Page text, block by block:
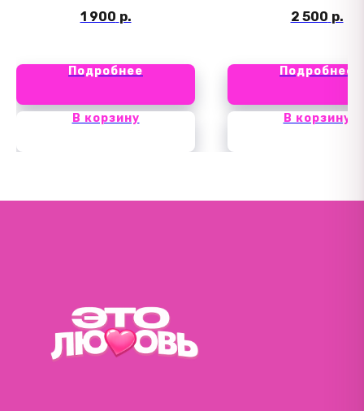
1 900 р.
Подробнее
В корзину
2 500 р.
Подробнее
В корзину